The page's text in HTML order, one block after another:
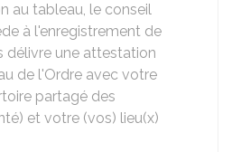
au tableau, le conseil
à l'enregistrement de
délivre une attestation
de l'Ordre avec votre
partagé des
et votre (vos) lieu(x)